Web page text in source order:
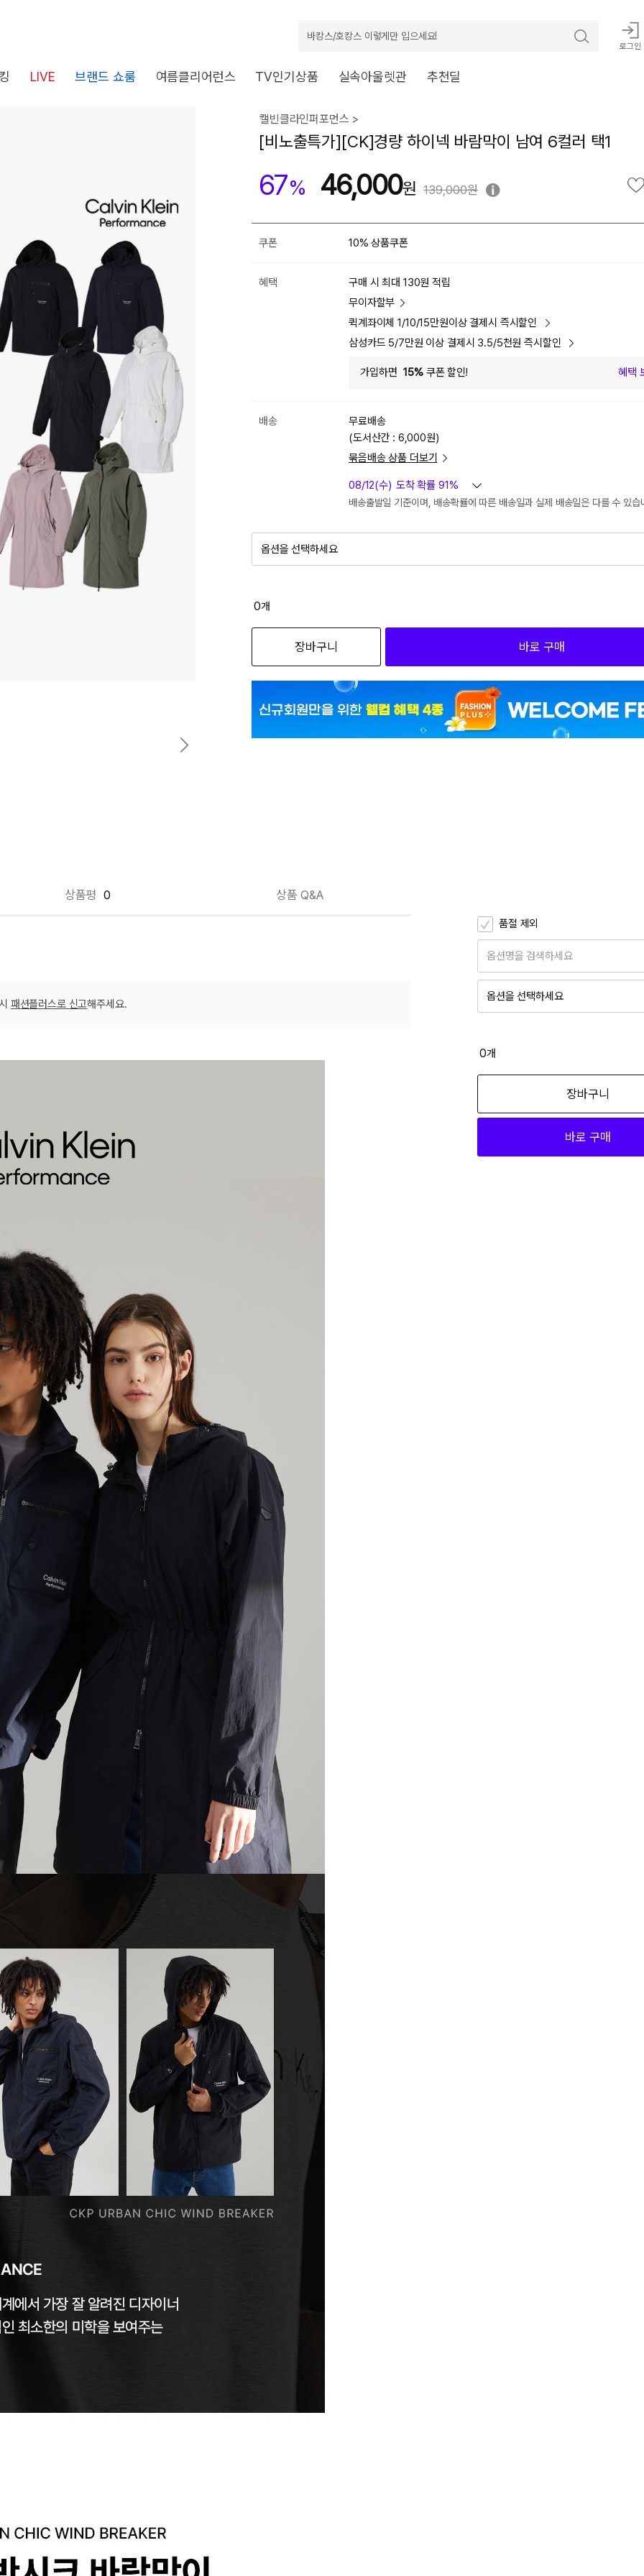
바캉스/호캉스 이렇게만 입으세요!
로그인
LIVE 브랜드 쇼룸 여름클리어런스 TV인기상품 실속아울렛관 추천딜
장바구니 쿠폰
가능 쿠폰
전체 다운로드
습니다.
상품이에요
상품은 어떠세요?
쇼핑 계속하기 장바구니 가기
캘빈클라인퍼포먼스 >
[비노출특가][CK]경량 하이넥 바람막이 남여 6컬러 택1
67% 46,000 139,000원
쿠폰 10% 상품쿠폰
혜택
구매 시 최대 130원 적립
무이자할부
퀵계좌이체 1/10/15만원이상 결제시 즉시할인
삼성카드 5/7만원 이상 결제시 3.5/5천원 즉시할인
가입하면 15%쿠폰 할인! 혜택
배송
무료배송
(도서산간 : 6,000원)
묶음배송 상품 더보기
08/12(수) 도착 확률 91%
배송출발일 기준이며, 배송확률에 따른 배송일과 실제 배송일은 다를 수 있습
옵션을 선택하세요
6.여로즈 CVFEUBN08_00 095
6.여로즈 CVFEUBN08_00 100
0개
장바구니 바로 구매
상품평 0 상품 Q&A
품절 제외
옵션명을 검색하세요
옵션을 선택하세요
46,000
6.여로즈 CVFEUBN08_00 100
46,000
6.여로즈 CVFEUBN08_00 105
0개
장바구니
바로 구매